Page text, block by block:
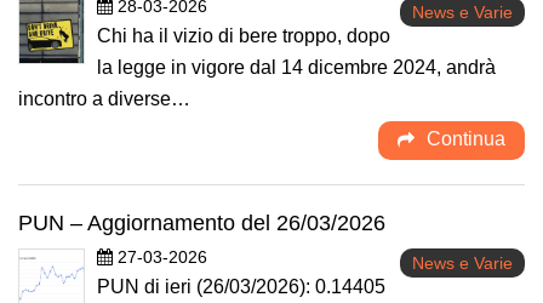
28-03-2026 News e Varie
Chi ha il vizio di bere troppo, dopo
la legge in vigore dal 14 dicembre 2024, andrà
incontro a diverse…
Continua
PUN – Aggiornamento del 26/03/2026
27-03-2026 News e Varie
PUN di ieri (26/03/2026): 0.14405